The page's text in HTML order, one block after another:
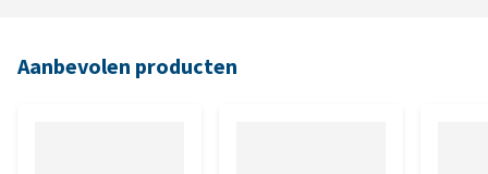
Aanbevolen producten